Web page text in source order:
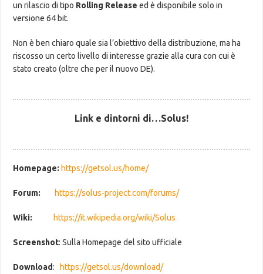
un rilascio di tipo Rolling Release ed è disponibile solo in
versione 64 bit.
Non è ben chiaro quale sia l’obiettivo della distribuzione, ma ha
riscosso un certo livello di interesse grazie alla cura con cui è
stato creato (oltre che per il nuovo DE).
Link e dintorni di…Solus!
Homepage: https://getsol.us/home/
Forum: https://solus-project.com/forums/
Wiki: https://it.wikipedia.org/wiki/Solus
Screenshot: Sulla Homepage del sito ufficiale
Download: https://getsol.us/download/